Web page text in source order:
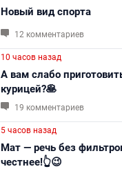
Новый вид спорта
12 комментариев
10 часов назад
А вам слабо
курицей?🥞
19 комментариев
5 часов назад
Мат — речь без
честнее!👆😉